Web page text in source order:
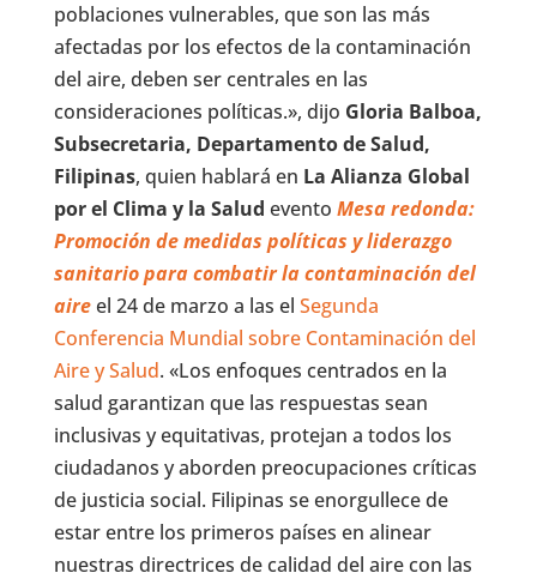
poblaciones vulnerables, que son las más
afectadas por los efectos de la contaminación
del aire, deben ser centrales en las
consideraciones políticas.», dijo Gloria Balboa,
Subsecretaria, Departamento de Salud,
Filipinas, quien hablará en La Alianza Global
por el Clima y la Salud evento Mesa redonda:
Promoción de medidas políticas y liderazgo
sanitario para combatir la contaminación del
aireel 24 de marzo a las el Segunda
Conferencia Mundial sobre Contaminación del
Aire y Salud. «Los enfoques centrados en la
salud garantizan que las respuestas sean
inclusivas y equitativas, protejan a todos los
ciudadanos y aborden preocupaciones críticas
de justicia social. Filipinas se enorgullece de
estar entre los primeros países en alinear
nuestras directrices de calidad del aire con las